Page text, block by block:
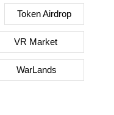
Token Airdrop
VR Market
WarLands